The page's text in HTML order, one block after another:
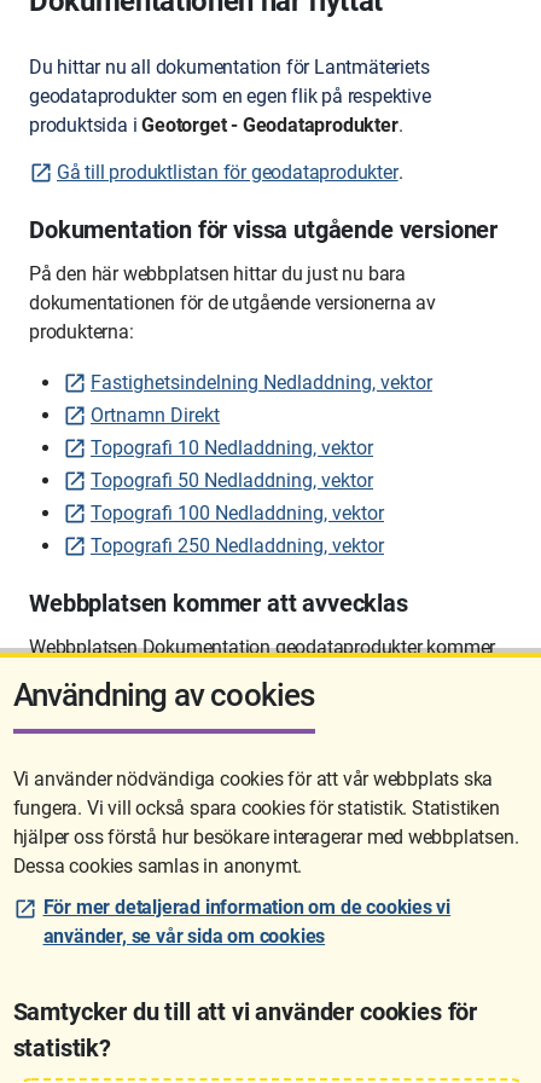
Du hittar nu all dokumentation för Lantmäteriets
geodataprodukter som en egen flik på respektive
produktsida i Geotorget - Geodataprodukter.
Gå till produktlistan för geodataprodukter.
Dokumentation för vissa utgående versioner
På den här webbplatsen hittar du just nu bara
dokumentationen för de utgående versionerna av
produkterna:
Fastighetsindelning Nedladdning, vektor
Ortnamn Direkt
Topografi 10 Nedladdning, vektor
Topografi 50 Nedladdning, vektor
Topografi 100 Nedladdning, vektor
Topografi 250 Nedladdning, vektor
Webbplatsen kommer att avvecklas
Webbplatsen Dokumentation geodataprodukter kommer
att avvecklas på sikt.
Sidan uppdaterades senast: 2026-06-10 12:58
Användning av cookies
Vi använder nödvändiga cookies för att vår webbplats ska
fungera. Vi vill också spara cookies för statistik. Statistiken
hjälper oss förstå hur besökare interagerar med webbplatsen.
Dessa cookies samlas in anonymt.
För mer detaljerad information om de cookies vi
använder, se vår sida om cookies
Samtycker du till att vi använder cookies för
statistik?
Lantmäteriet är den myndighet som kartlägger Sverige. Till våra